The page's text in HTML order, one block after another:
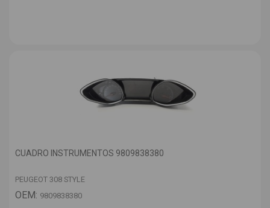
CUADRO INSTRUMENTOS 9809838380
PEUGEOT 308 STYLE
OEM: 9809838380